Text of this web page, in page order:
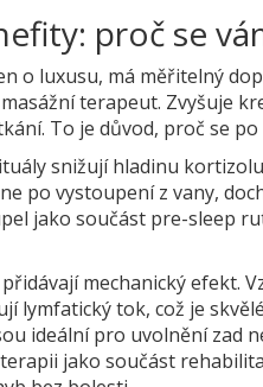
proč se
o luxusu, má měřitelný
terapeut. Zvyšuje
To je důvod, proč se
snižují hladinu
po vystoupení z vany,
jako součást pre-sleep
přidávají mechanický efekt.
lymfatický tok, což je
ideální pro uvolnění zad
jako součást